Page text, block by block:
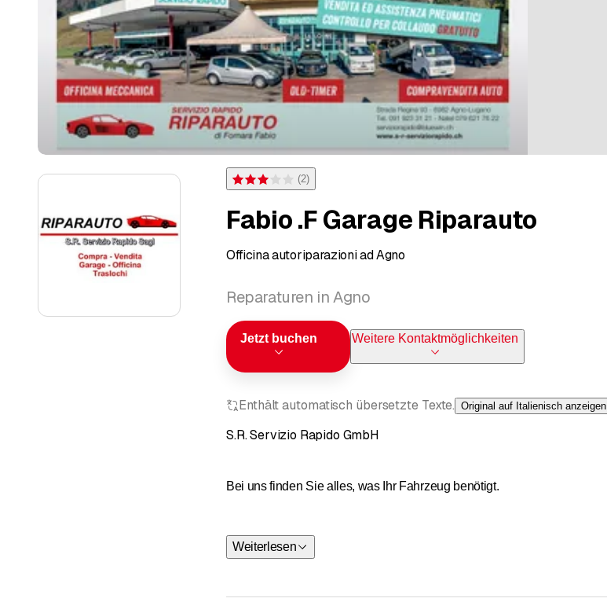
Bewertung 3 von 5 Sternen bei 2 Bewertungen
(2)
Fabio .F Garage Riparauto
Officina autoriparazioni ad Agno
Reparaturen in Agno
Jetzt buchen Weitere Kontaktmöglichkeiten
Enthält automatisch übersetzte Texte. Original auf Italienisch anzeigen
S.R. Servizio Rapido GmbH
Bei uns finden Sie alles, was Ihr Fahrzeug benötigt.
Mechanikwerkstatt:
Reparaturen im Allgemeinen
Weiterlesen